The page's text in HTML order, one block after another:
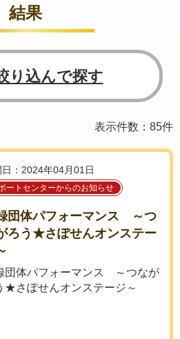
結果
り込んで探す
表示件数：85件
日：2024年04月01日
ートセンターからのお知らせ
団体パフォーマンス ～つ
ろう★さぽせんオンステー
団体パフォーマンス ～つなが
★さぽせんオンステージ～